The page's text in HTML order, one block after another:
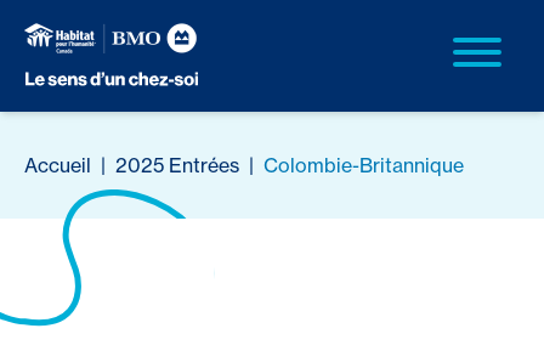
Accueil | 2025 Entrées | Colombie-Britannique